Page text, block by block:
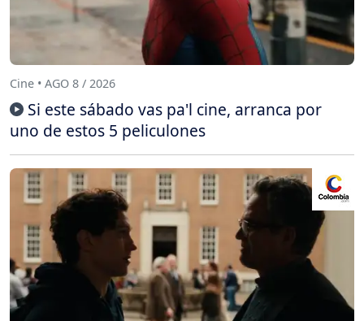
Cine • AGO 8 / 2026
Si este sábado vas pa'l cine, arranca por
uno de estos 5 peliculones